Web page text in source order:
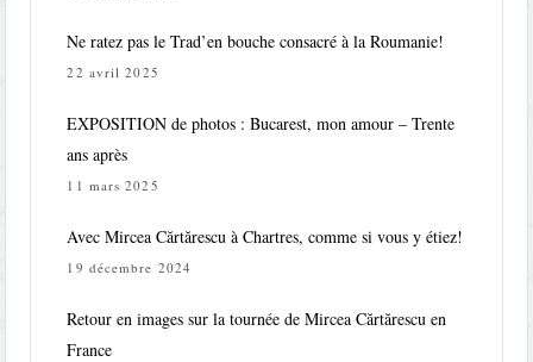
Ne ratez pas le Trad’en bouche consacré à la Roumanie!
22 avril 2025
EXPOSITION de photos : Bucarest, mon amour – Trente
ans après
11 mars 2025
Avec Mircea Cărtărescu à Chartres, comme si vous y étiez!
19 décembre 2024
Retour en images sur la tournée de Mircea Cărtărescu en
France